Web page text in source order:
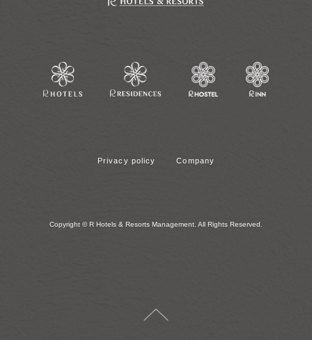
Privacy policy Company
Copyright © R Hotels & Resorts Management. All Rights Reserved.